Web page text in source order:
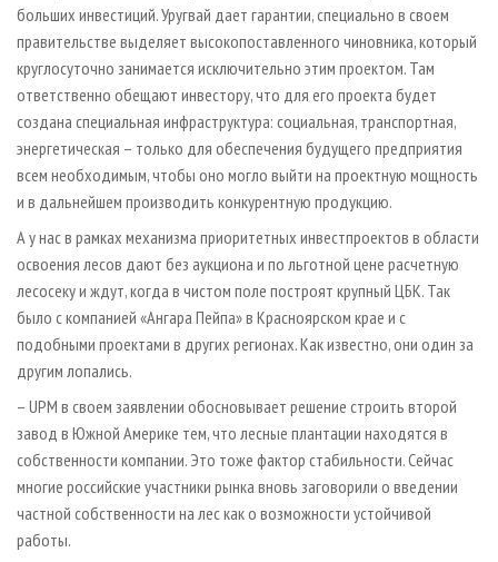
больших инвестиций. Уругвай дает гарантии, специально в своем
правительстве выделяет высокопоставленного чиновника, который
круглосуточно занимается исключительно этим проектом. Там
ответственно обещают инвестору, что для его проекта будет
создана специальная инфраструктура: социальная, транспортная,
энергетическая – только для обеспечения будущего предприятия
всем необходимым, чтобы оно могло выйти на проектную мощность
и в дальнейшем производить конкурентную продукцию.
А у нас в рамках механизма приоритетных инвестпроектов в области
освоения лесов дают без аукциона и по льготной цене расчетную
лесосеку и ждут, когда в чистом поле построят крупный ЦБК. Так
было с компанией «Ангара Пейпа» в Красноярском крае и с
подобными проектами в других регионах. Как известно, они один за
другим лопались.
– UPM в своем заявлении обосновывает решение строить второй
завод в Южной Америке тем, что лесные плантации находятся в
собственности компании. Это тоже фактор стабильности. Сейчас
многие российские участники рынка вновь заговорили о введении
частной собственности на лес как о возможности устойчивой
работы.